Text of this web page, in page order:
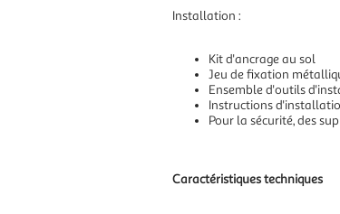
Installation :
Kit d'ancrage au sol
Jeu de fixation
Ensemble d'outils
Instructions
Pour la sécurité, des
Caractéristiques techniques